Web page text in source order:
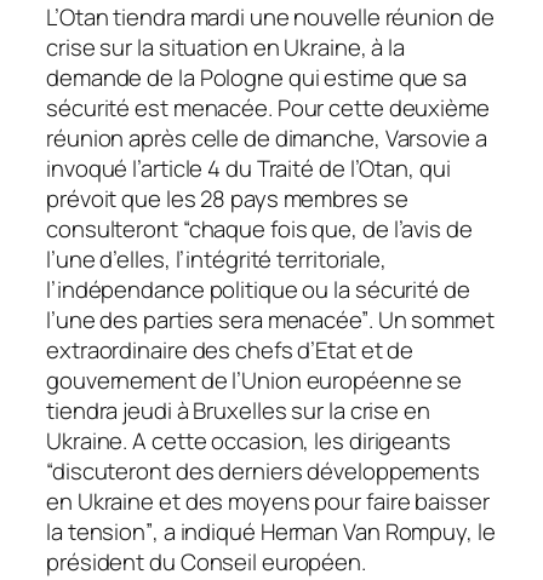
L’Otan tiendra mardi une nouvelle réunion de
crise sur la situation en Ukraine, à la
demande de la Pologne qui estime que sa
sécurité est menacée. Pour cette deuxième
réunion après celle de dimanche, Varsovie a
invoqué l’article 4 du Traité de l’Otan, qui
prévoit que les 28 pays membres se
consulteront“chaque fois que, de l’avis de
l’une d’elles, l’intégrité territoriale,
l’indépendance politique ou la sécurité de
l’une des parties sera menacée”. Un sommet
extraordinaire des chefs d’Etat et de
gouvernement de l’Union européenne se
tiendra jeudi à Bruxelles sur la crise en
Ukraine. A cette occasion, les dirigeants
“discuteront des derniers développements
en Ukraine et des moyens pour faire baisser
la tension”, a indiqué Herman Van Rompuy, le
président du Conseil européen.